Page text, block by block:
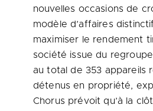
nouvelles occasions de
modèle d’affaires
maximiser le rendement
société issue du
au total de 353 appareils
détenus en propriété,
Chorus prévoit qu’à la